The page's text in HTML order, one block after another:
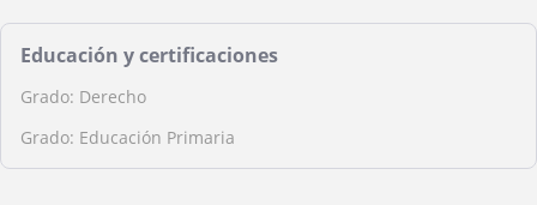
Educación y certificaciones
Grado: Derecho
Grado: Educación Primaria